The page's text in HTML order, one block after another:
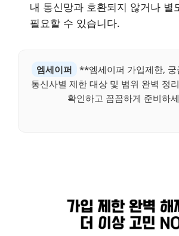
내 통신망과 호환되지 않거나 별
필요할 수 있습니다.
엠세이퍼
**엠세이퍼 가입제한,
통신사별 제한 대상 및 범위 완벽 정
확인하고 꼼꼼하게 준비하